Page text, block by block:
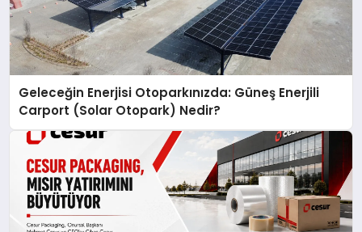
Geleceğin Enerjisi Otoparkınızda: Güneş Enerjili
Carport (Solar Otopark) Nedir?